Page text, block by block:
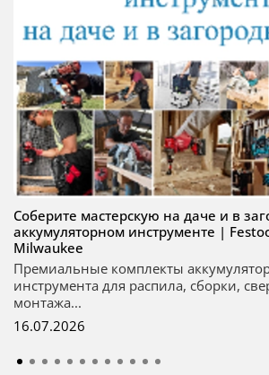
Соберите мастерскую на даче и в
аккумуляторном инструменте |
Milwaukee
Премиальные комплекты
инструмента для распила, сборки,
монтажа...
16.07.2026